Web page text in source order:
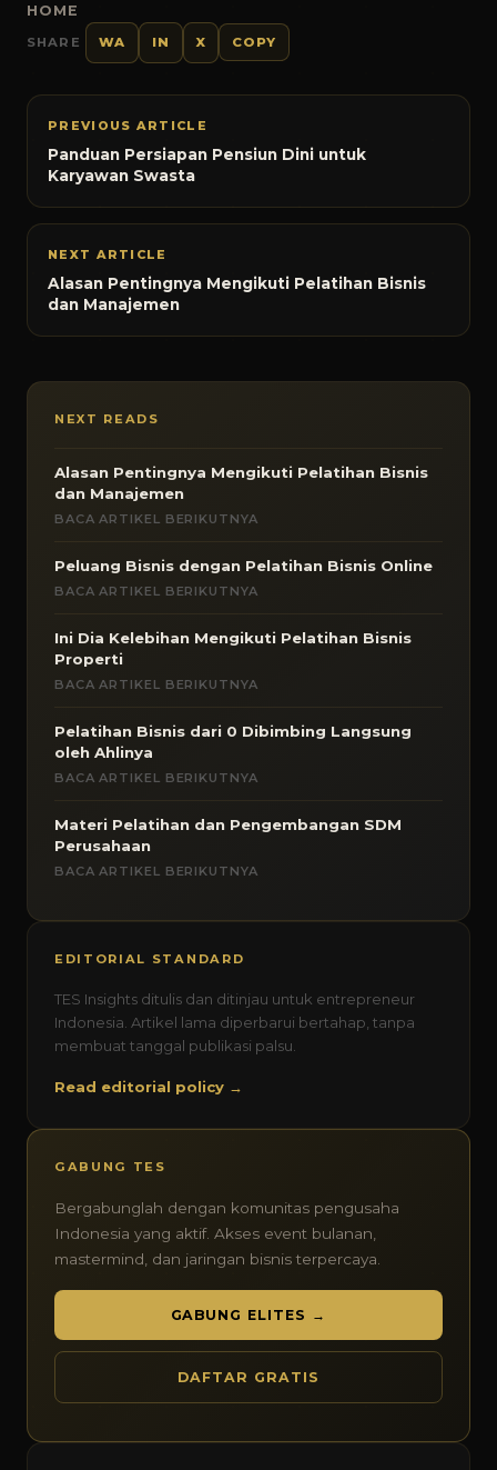
HOME
SHARE WA IN X COPY
PREVIOUS ARTICLE
Panduan Persiapan Pensiun Dini untuk
Karyawan Swasta
NEXT ARTICLE
Alasan Pentingnya Mengikuti Pelatihan Bisnis
dan Manajemen
NEXT READS
Alasan Pentingnya Mengikuti Pelatihan Bisnis
dan Manajemen
BACA ARTIKEL BERIKUTNYA
Peluang Bisnis dengan Pelatihan Bisnis Online
BACA ARTIKEL BERIKUTNYA
Ini Dia Kelebihan Mengikuti Pelatihan Bisnis
Properti
BACA ARTIKEL BERIKUTNYA
Pelatihan Bisnis dari 0 Dibimbing Langsung
oleh Ahlinya
BACA ARTIKEL BERIKUTNYA
Materi Pelatihan dan Pengembangan SDM
Perusahaan
BACA ARTIKEL BERIKUTNYA
EDITORIAL STANDARD
TES Insights ditulis dan ditinjau untuk entrepreneur
Indonesia. Artikel lama diperbarui bertahap, tanpa
membuat tanggal publikasi palsu.
Read editorial policy →
GABUNG TES
Bergabunglah dengan komunitas pengusaha
Indonesia yang aktif. Akses event bulanan,
mastermind, dan jaringan bisnis terpercaya.
GABUNG ELITES →
DAFTAR GRATIS